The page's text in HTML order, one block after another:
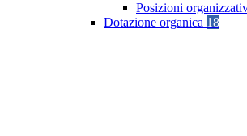
Posizioni
Dotazione organica 18